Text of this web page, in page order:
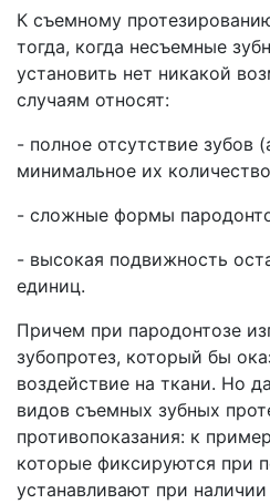
К съемному
тогда, когда несъемные
установить нет никакой
случаям относят:
- полное отсутствие зубов
минимальное их
- сложные формы
- высокая подвижность
единиц.
Причем при пародонтозе
зубопротез, который бы
воздействие на ткани. Но
видов съемных зубных
противопоказания: к
которые фиксируются при
устанавливают при